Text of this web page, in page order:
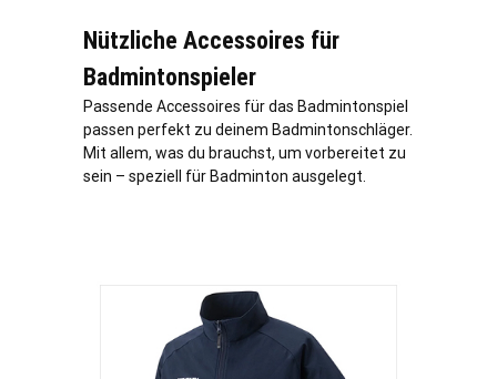
Nützliche Accessoires für
Badmintonspieler
Passende Accessoires für das Badmintonspiel
passen perfekt zu deinem Badmintonschläger.
Mit allem, was du brauchst, um vorbereitet zu
sein – speziell für Badminton ausgelegt.